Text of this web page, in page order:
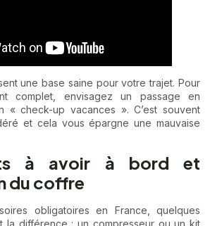
une base saine pour votre trajet. Pour
complet, envisagez un passage en
« check-up vacances ». C’est souvent
et cela vous épargne une mauvaise
à avoir à bord et
du coffre
obligatoires en France, quelques